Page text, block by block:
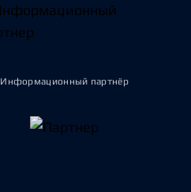
Информационный партнёр